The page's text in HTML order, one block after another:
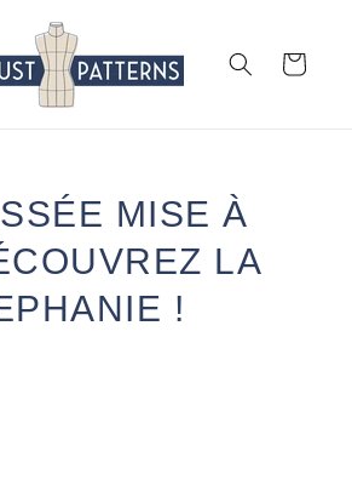
Panier
MISE À
LA
!